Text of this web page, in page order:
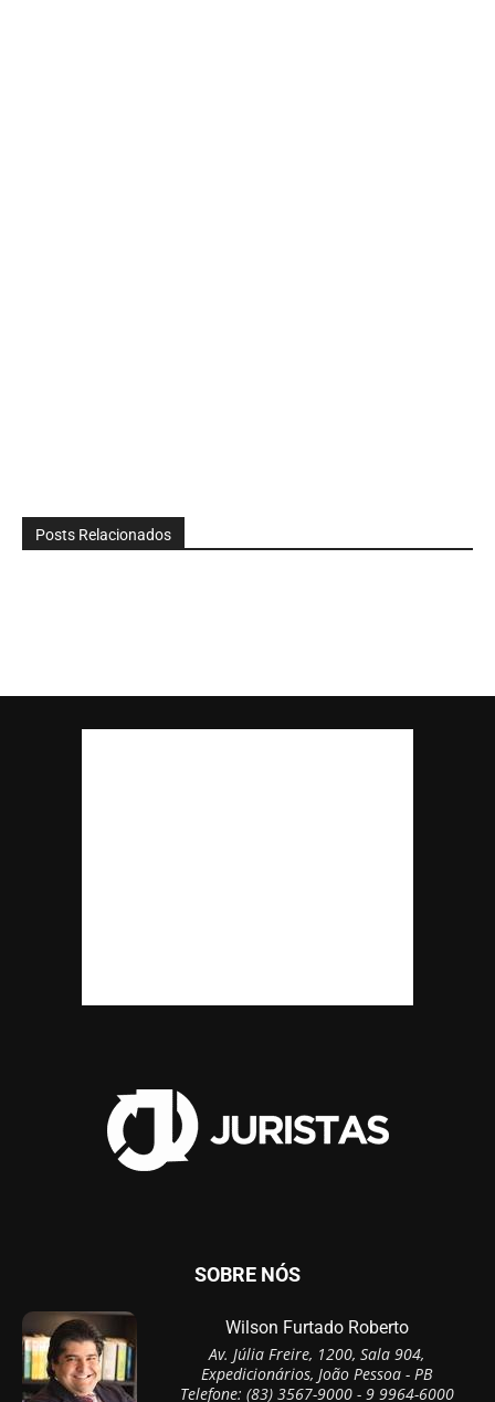
Posts Relacionados
SOBRE NÓS
Wilson Furtado Roberto
Av. Júlia Freire, 1200, Sala 904,
Expedicionários, João Pessoa - PB
Telefone: (83) 3567-9000 - 9 9964-6000